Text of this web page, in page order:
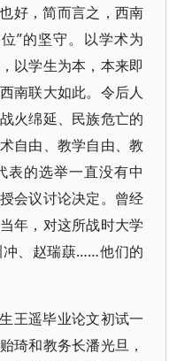
好，简而言之，西南
”的坚守。以学术为
以学生为本，本来即
南联大如此。令后人
火绵延、民族危亡的
自由、教学自由、教
表的选举一直没有中
会议讨论决定。曾经
年，对这所战时大学
冲、赵瑞蕻……他们的
王遥毕业论文初试一
琦和教务长潘光旦，